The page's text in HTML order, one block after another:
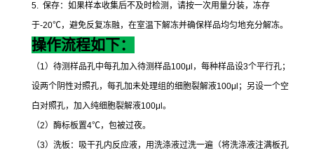
5. 保存：如果样本收集后不及时检测，请按一次用量分装，冻存
于-20℃，避免反复冻融，在室温下解冻并确保样品均匀地充分解冻。
操作流程如下：
（1）待测样品孔中每孔加入待测样品100μl ，每种样品设3个平行孔；
设两个阴性对照孔，每孔加未处理组的细胞裂解液100μl ；另设一个空
白对照孔，加入纯细胞裂解液100μl 。
（2）酶标板置4℃，包被过夜。
（3）洗板：吸干孔内反应液，用洗涤液过洗一遍（将洗涤液注满板孔